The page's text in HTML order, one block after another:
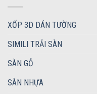
XỐP 3D DÁN TƯỜNG
SIMILI TRẢI SÀN
SÀN GỖ
SÀN NHỰA